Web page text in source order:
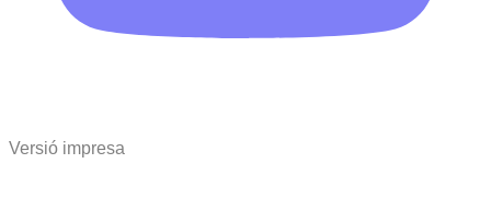
Versió impresa